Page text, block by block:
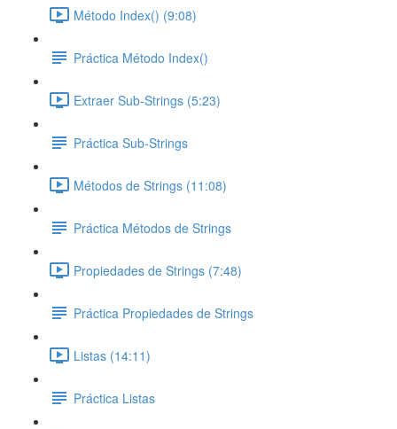
Método Index() (9:08)
Práctica Método Index()
Extraer Sub-Strings (5:23)
Práctica Sub-Strings
Métodos de Strings (11:08)
Práctica Métodos de Strings
Propiedades de Strings (7:48)
Práctica Propiedades de Strings
Listas (14:11)
Práctica Listas